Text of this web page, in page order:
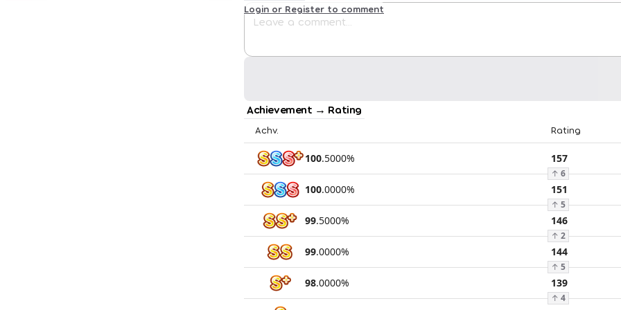
Login or Register to comment
Achievement → Rating
Achv. Rating
100.5000% 157
↑ 6
100.0000% 151
↑ 5
99.5000% 146
↑ 2
99.0000% 144
↑ 5
98.0000% 139
↑ 4